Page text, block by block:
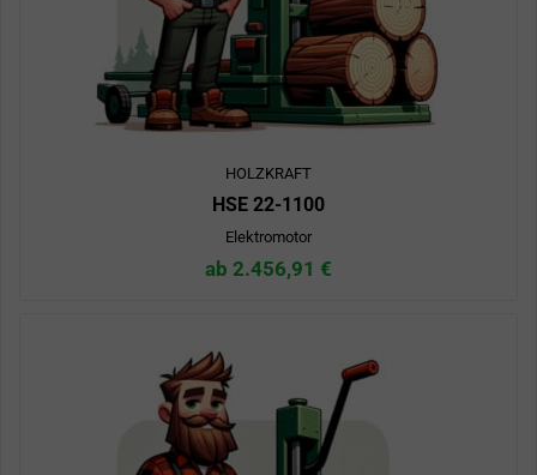
HOLZKRAFT
HSE 22-1100
Elektromotor
ab 2.456,91 €